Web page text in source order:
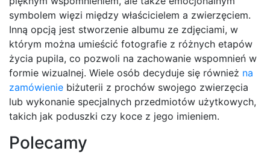
symbolem więzi między właścicielem a zwierzęciem.
Inną opcją jest stworzenie albumu ze zdjęciami, w
którym można umieścić fotografie z różnych etapów
życia pupila, co pozwoli na zachowanie wspomnień w
formie wizualnej. Wiele osób decyduje się również na
zamówienie biżuterii z prochów swojego zwierzęcia
lub wykonanie specjalnych przedmiotów użytkowych,
takich jak poduszki czy koce z jego imieniem.
Polecamy